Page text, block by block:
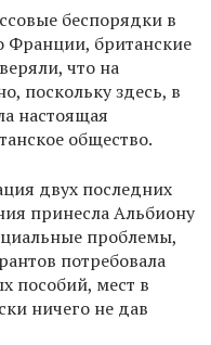
беспорядки в
Франции, британские
что на
поскольку здесь, в
настоящая
общество.
двух последних
принесла Альбиону
проблемы,
потребовала
пособий, мест в
ничего не дав